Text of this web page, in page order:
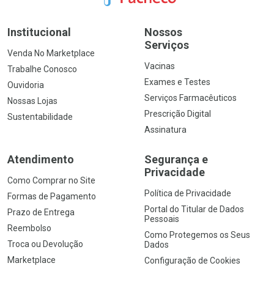
Institucional
Venda No Marketplace
Trabalhe Conosco
Ouvidoria
Nossas Lojas
Sustentabilidade
Nossos
Serviços
Vacinas
Exames e Testes
Serviços Farmacêuticos
Prescrição Digital
Assinatura
Atendimento
Como Comprar no Site
Formas de Pagamento
Prazo de Entrega
Reembolso
Troca ou Devolução
Marketplace
Segurança e
Privacidade
Política de Privacidade
Portal do Titular de Dados
Pessoais
Como Protegemos os Seus
Dados
Configuração de Cookies